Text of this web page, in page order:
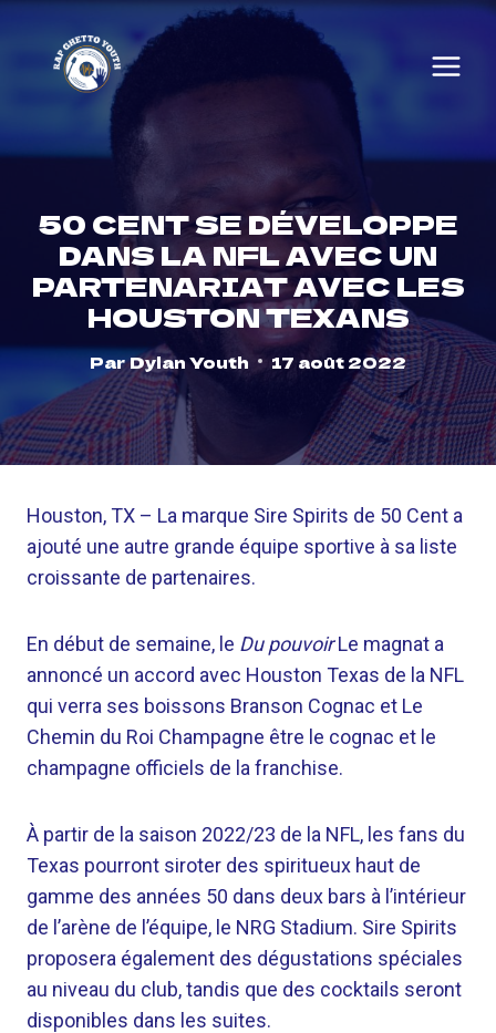
content
50 CENT SE DÉVELOPPE
DANS LA NFL AVEC UN
PARTENARIAT AVEC LES
HOUSTON TEXANS
ParDylan Youth 17 août 2022
Houston, TX – La marque Sire Spirits de 50 Cent a
ajouté une autre grande équipe sportive à sa liste
croissante de partenaires.
En début de semaine, le Du pouvoirLe magnat a
annoncé un accord avec Houston Texas de la NFL
qui verra ses boissons Branson Cognac et Le
Chemin du Roi Champagne être le cognac et le
champagne officiels de la franchise.
À partir de la saison 2022/23 de la NFL, les fans du
Texas pourront siroter des spiritueux haut de
gamme des années 50 dans deux bars à l’intérieur
de l’arène de l’équipe, le NRG Stadium. Sire Spirits
proposera également des dégustations spéciales
au niveau du club, tandis que des cocktails seront
disponibles dans les suites.